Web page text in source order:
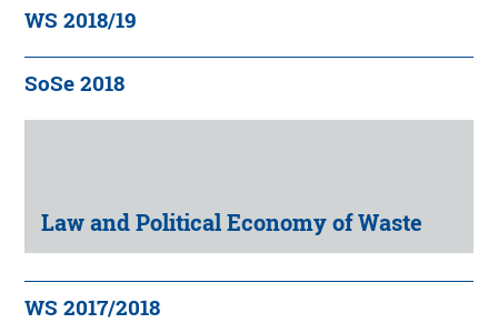
WS 2018/19
SoSe 2018
Law and Political Economy of Waste
WS 2017/2018